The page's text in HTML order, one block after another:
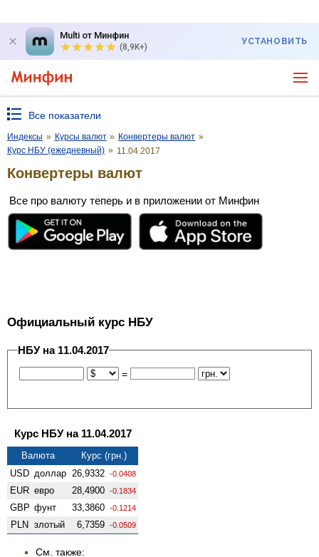
Multi от Минфин
(8,9K+)
УСТАНОВИТЬ
Все показатели
Индексы » Курсы валют » Конвертеры валют »
Курс НБУ (ежедневный) » 11.04.2017
Конвертеры валют
Все про валюту теперь и в приложении от Минфин
Официальный курс НБУ
НБУ на 11.04.2017
=
Курс НБУ на 11.04.2017
Валюта
Курс (грн.)
USD доллар 26,9332 -0.0408
EUR евро 28,4900 -0.1834
GBP фунт 33,3860 -0.1214
PLN злотый 6,7359 -0.0509
См. также: